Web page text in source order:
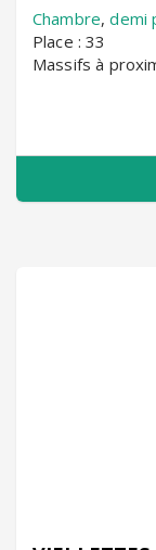
Chambre,demi
Place : 33
Massifs à